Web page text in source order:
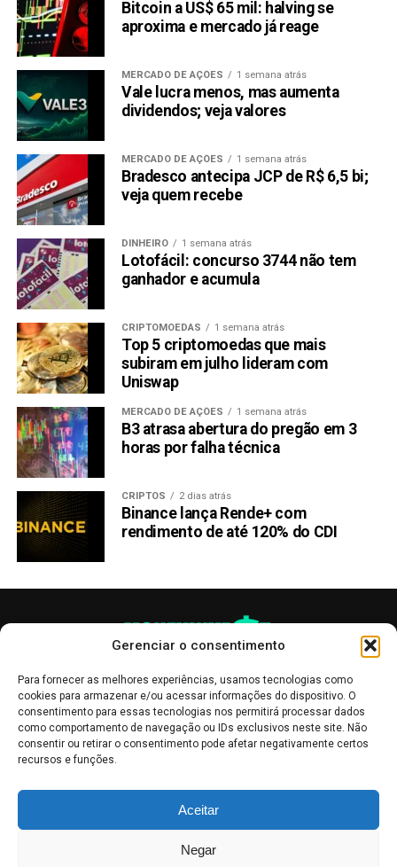
Gerenciar o consentimento
Para fornecer as melhores experiências, usamos tecnologias como
cookies para armazenar e/ou acessar informações do dispositivo. O
consentimento para essas tecnologias nos permitirá processar dados
como comportamento de navegação ou IDs exclusivos neste site. Não
consentir ou retirar o consentimento pode afetar negativamente certos
recursos e funções.
Aceitar
Negar
Bitcoin a US$ 65 mil: halving se
aproxima e mercado já reage
MERCADO DE AÇÕES 1 semana atrás
Vale lucra menos, mas aumenta
dividendos; veja valores
MERCADO DE AÇÕES 1 semana atrás
Bradesco antecipa JCP de R$ 6,5 bi;
veja quem recebe
DINHEIRO 1 semana atrás
Lotofácil: concurso 3744 não tem
ganhador e acumula
CRIPTOMOEDAS 1 semana atrás
Top 5 criptomoedas que mais
subiram em julho lideram com
Uniswap
MERCADO DE AÇÕES 1 semana atrás
B3 atrasa abertura do pregão em 3
horas por falha técnica
CRIPTOS 2 dias atrás
Binance lança Rende+ com
rendimento de até 120% do CDI
informativo, servindo como boletins de divulgação, e não devem ser
interpretadas como recomendações de investimento.Leia mais
Bolsa de Valores